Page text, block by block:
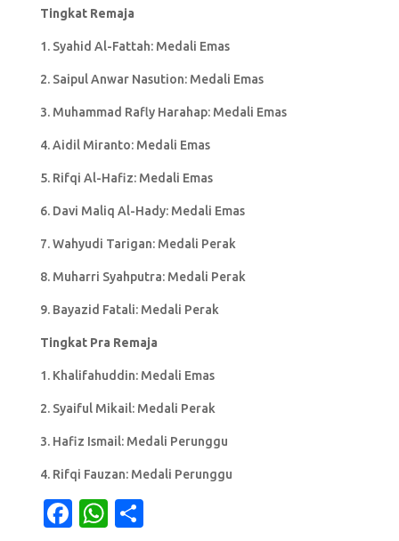
Tingkat Remaja
1. Syahid Al-Fattah: Medali Emas
2. Saipul Anwar Nasution: Medali Emas
3. Muhammad Rafly Harahap: Medali Emas
4. Aidil Miranto: Medali Emas
5. Rifqi Al-Hafiz: Medali Emas
6. Davi Maliq Al-Hady: Medali Emas
7. Wahyudi Tarigan: Medali Perak
8. Muharri Syahputra: Medali Perak
9. Bayazid Fatali: Medali Perak
Tingkat Pra Remaja
1. Khalifahuddin: Medali Emas
2. Syaiful Mikail: Medali Perak
3. Hafiz Ismail: Medali Perunggu
4. Rifqi Fauzan: Medali Perunggu
F
W S